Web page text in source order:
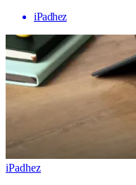
iPadhez
iPadhez